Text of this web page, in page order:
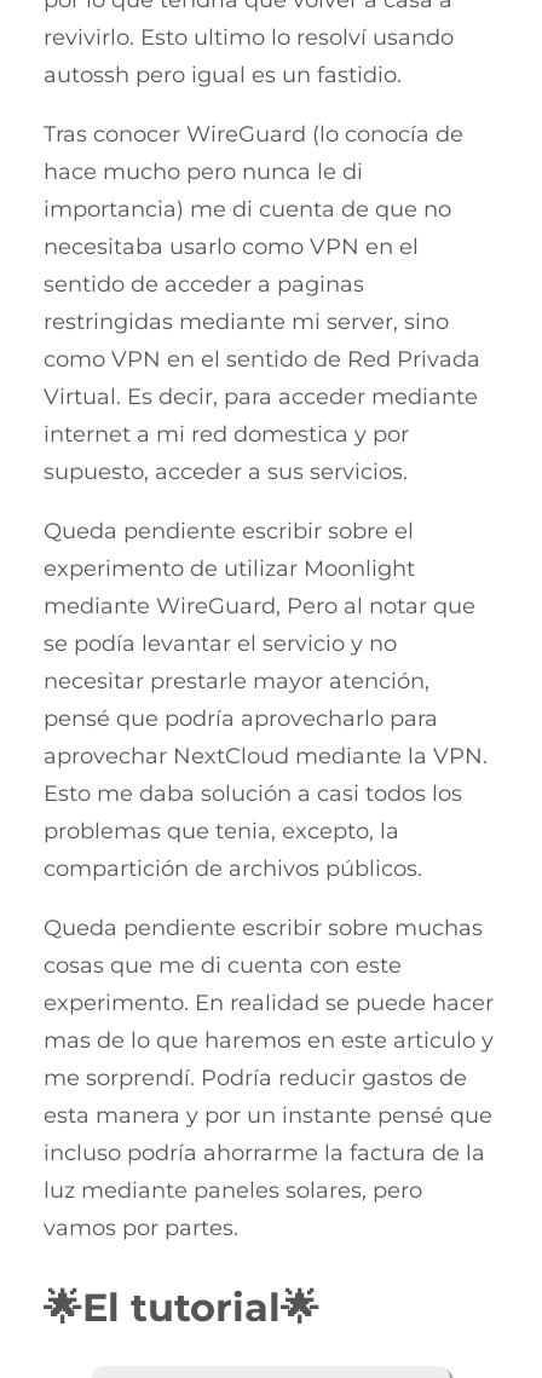
revivirlo. Esto ultimo lo resolví usando
autossh pero igual es un fastidio.
Tras conocer WireGuard (lo conocía de
hace mucho pero nunca le di
importancia) me di cuenta de que no
necesitaba usarlo como VPN en el
sentido de acceder a paginas
restringidas mediante mi server, sino
como VPN en el sentido de Red Privada
Virtual. Es decir, para acceder mediante
internet a mi red domestica y por
supuesto, acceder a sus servicios.
Queda pendiente escribir sobre el
experimento de utilizar Moonlight
mediante WireGuard, Pero al notar que
se podía levantar el servicio y no
necesitar prestarle mayor atención,
pensé que podría aprovecharlo para
aprovechar NextCloud mediante la VPN.
Esto me daba solución a casi todos los
problemas que tenia, excepto, la
compartición de archivos públicos.
Queda pendiente escribir sobre muchas
cosas que me di cuenta con este
experimento. En realidad se puede hacer
mas de lo que haremos en este articulo y
me sorprendí. Podría reducir gastos de
esta manera y por un instante pensé que
incluso podría ahorrarme la factura de la
luz mediante paneles solares, pero
vamos por partes.
🌟El tutorial🌟